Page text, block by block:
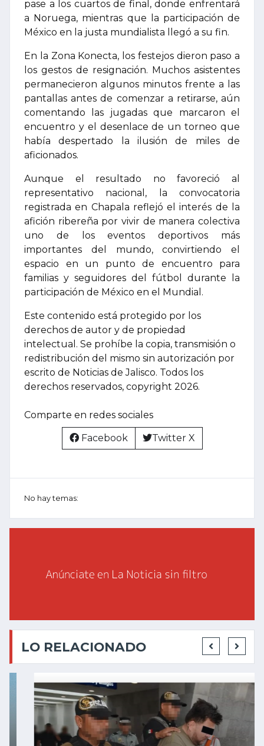
pase a los cuartos de final, donde enfrentará
a Noruega, mientras que la participación de
México en la justa mundialista llegó a su fin.
En la Zona Konecta, los festejos dieron paso a
los gestos de resignación. Muchos asistentes
permanecieron algunos minutos frente a las
pantallas antes de comenzar a retirarse, aún
comentando las jugadas que marcaron el
encuentro y el desenlace de un torneo que
había despertado la ilusión de miles de
aficionados.
Aunque el resultado no favoreció al
representativo nacional, la convocatoria
registrada en Chapala reflejó el interés de la
afición ribereña por vivir de manera colectiva
uno de los eventos deportivos más
importantes del mundo, convirtiendo el
espacio en un punto de encuentro para
familias y seguidores del fútbol durante la
participación de México en el Mundial.
Este contenido está protegido por los
derechos de autor y de propiedad
intelectual. Se prohíbe la copia, transmisión o
redistribución del mismo sin autorización por
escrito de Noticias de Jalisco. Todos los
derechos reservados, copyright 2026.
Comparte en redes sociales
Facebook Twitter X
No hay temas:
LO RELACIONADO